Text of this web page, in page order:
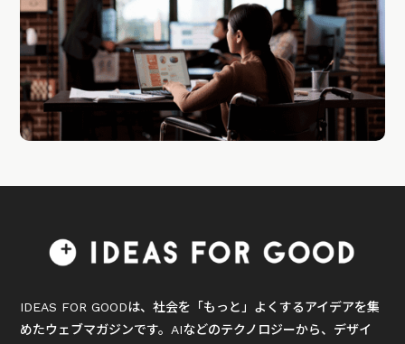
IDEAS FOR GOODは、社会を「もっと」よくするアイデアを集
めたウェブマガジンです。AIなどのテクノロジーから、デザイ